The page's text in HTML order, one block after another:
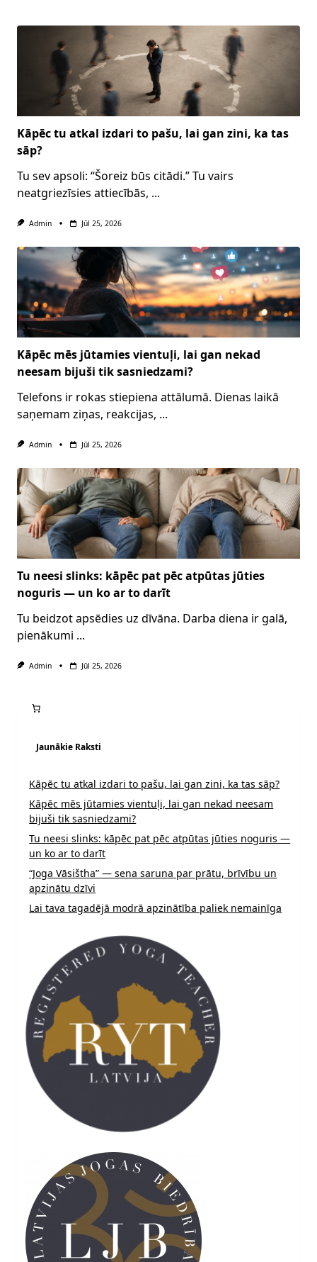
Kāpēc tu atkal izdari to pašu, lai gan zini, ka tas
sāp?
Tu sev apsoli: “Šoreiz būs citādi.” Tu vairs
neatgriezīsies attiecībās, ...
Admin Jūl 25, 2026
Kāpēc mēs jūtamies vientuļi, lai gan nekad
neesam bijuši tik sasniedzami?
Telefons ir rokas stiepiena attālumā. Dienas laikā
saņemam ziņas, reakcijas, ...
Admin Jūl 25, 2026
Tu neesi slinks: kāpēc pat pēc atpūtas jūties
noguris — un ko ar to darīt
Tu beidzot apsēdies uz dīvāna. Darba diena ir galā,
pienākumi ...
Admin Jūl 25, 2026
Jaunākie Raksti
Kāpēc tu atkal izdari to pašu, lai gan zini, ka tas sāp?
Kāpēc mēs jūtamies vientuļi, lai gan nekad neesam
bijuši tik sasniedzami?
Tu neesi slinks: kāpēc pat pēc atpūtas jūties noguris —
un ko ar to darīt
“Joga Vāsištha” — sena saruna par prātu, brīvību un
apzinātu dzīvi
Lai tava tagadējā modrā apzinātība paliek nemainīga